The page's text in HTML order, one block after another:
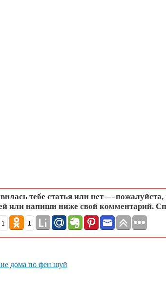
тебе статья или нет —
или напиши ниже свой комментарий.
1 1
дома по фен шуй